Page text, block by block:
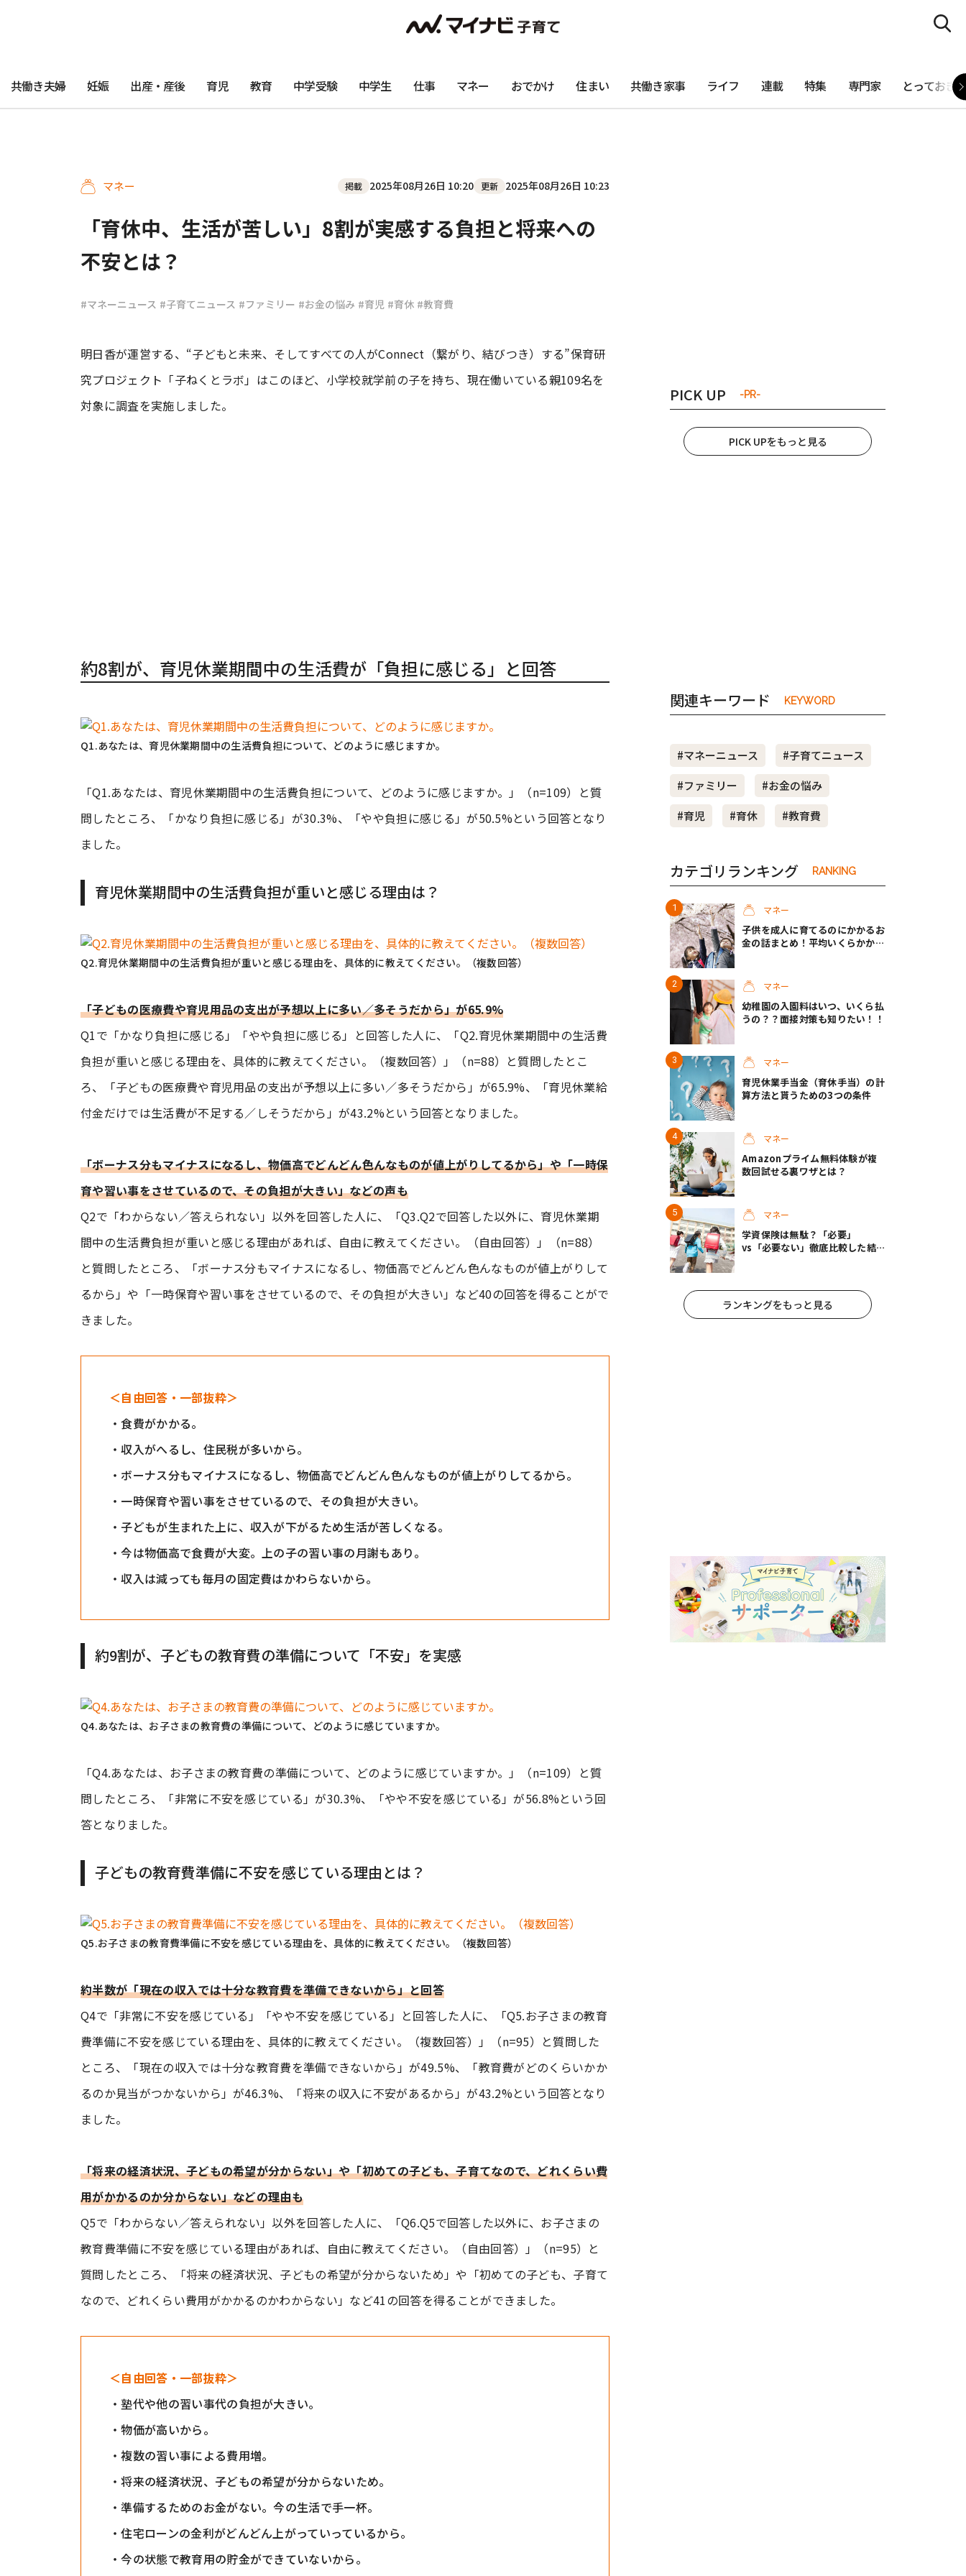
共働き夫婦 妊娠 出産・産後 育児 教育 中学受験 中学生 仕事 マネー おでかけ 住まい 共働き家事 ライフ 連載 特集 専門家 とっておき
マネー 掲載 2025年08月26日 10:20 更新 2025年08月26日 10:23
「育休中、生活が苦しい」8割が実感する負担と将来への
不安とは？
#マネーニュース #子育てニュース #ファミリー #お金の悩み #育児 #育休 #教育費
明日香が運営する、“子どもと未来、そしてすべての人がConnect（繋がり、結びつき）する”保育研
究プロジェクト「子ねくとラボ」はこのほど、小学校就学前の子を持ち、現在働いている親109名を
対象に調査を実施しました。
約8割が、育児休業期間中の生活費が「負担に感じる」と回答
Q1.あなたは、育児休業期間中の生活費負担について、どのように感じますか。
「Q1.あなたは、育児休業期間中の生活費負担について、どのように感じますか。」（n=109）と質
問したところ、「かなり負担に感じる」が30.3%、「やや負担に感じる」が50.5%という回答となり
ました。
育児休業期間中の生活費負担が重いと感じる理由は？
Q2.育児休業期間中の生活費負担が重いと感じる理由を、具体的に教えてください。（複数回答）
「子どもの医療費や育児用品の支出が予想以上に多い／多そうだから」が65.9%
Q1で「かなり負担に感じる」「やや負担に感じる」と回答した人に、「Q2.育児休業期間中の生活費
負担が重いと感じる理由を、具体的に教えてください。（複数回答）」（n=88）と質問したとこ
ろ、「子どもの医療費や育児用品の支出が予想以上に多い／多そうだから」が65.9%、「育児休業給
付金だけでは生活費が不足する／しそうだから」が43.2%という回答となりました。
「ボーナス分もマイナスになるし、物価高でどんどん色んなものが値上がりしてるから」や「一時保
育や習い事をさせているので、その負担が大きい」などの声も
Q2で「わからない／答えられない」以外を回答した人に、「Q3.Q2で回答した以外に、育児休業期
間中の生活費負担が重いと感じる理由があれば、自由に教えてください。（自由回答）」（n=88）
と質問したところ、「ボーナス分もマイナスになるし、物価高でどんどん色んなものが値上がりして
るから」や「一時保育や習い事をさせているので、その負担が大きい」など40の回答を得ることがで
きました。
＜自由回答・一部抜粋＞
・食費がかかる。
・収入がへるし、住民税が多いから。
・ボーナス分もマイナスになるし、物価高でどんどん色んなものが値上がりしてるから。
・一時保育や習い事をさせているので、その負担が大きい。
・子どもが生まれた上に、収入が下がるため生活が苦しくなる。
・今は物価高で食費が大変。上の子の習い事の月謝もあり。
・収入は減っても毎月の固定費はかわらないから。
約9割が、子どもの教育費の準備について「不安」を実感
Q4.あなたは、お子さまの教育費の準備について、どのように感じていますか。
「Q4.あなたは、お子さまの教育費の準備について、どのように感じていますか。」（n=109）と質
問したところ、「非常に不安を感じている」が30.3%、「やや不安を感じている」が56.8%という回
答となりました。
子どもの教育費準備に不安を感じている理由とは？
Q5.お子さまの教育費準備に不安を感じている理由を、具体的に教えてください。（複数回答）
約半数が「現在の収入では十分な教育費を準備できないから」と回答
Q4で「非常に不安を感じている」「やや不安を感じている」と回答した人に、「Q5.お子さまの教育
費準備に不安を感じている理由を、具体的に教えてください。（複数回答）」（n=95）と質問した
ところ、「現在の収入では十分な教育費を準備できないから」が49.5%、「教育費がどのくらいかか
るのか見当がつかないから」が46.3%、「将来の収入に不安があるから」が43.2%という回答となり
ました。
「将来の経済状況、子どもの希望が分からない」や「初めての子ども、子育てなので、どれくらい費
用がかかるのか分からない」などの理由も
Q5で「わからない／答えられない」以外を回答した人に、「Q6.Q5で回答した以外に、お子さまの
教育費準備に不安を感じている理由があれば、自由に教えてください。（自由回答）」（n=95）と
質問したところ、「将来の経済状況、子どもの希望が分からないため」や「初めての子ども、子育て
なので、どれくらい費用がかかるのかわからない」など41の回答を得ることができました。
＜自由回答・一部抜粋＞
・塾代や他の習い事代の負担が大きい。
・物価が高いから。
・複数の習い事による費用増。
・将来の経済状況、子どもの希望が分からないため。
・準備するためのお金がない。今の生活で手一杯。
・住宅ローンの金利がどんどん上がっていっているから。
・今の状態で教育用の貯金ができていないから。
PICK UP -PR-
PICK UPをもっと見る
関連キーワード KEYWORD
#マネーニュース
#子育てニュース
#ファミリー
#お金の悩み
#育児
#育休 #教育費
カテゴリランキング RANKING
マネー
子供を成人に育てるのにかかるお
金の話まとめ！平均いくらかか
マネー
幼稚園の入園料はいつ、いくら払
うの？？面接対策も知りたい！！
マネー
育児休業手当金（育休手当）の計
算方法と貰うための3つの条件
マネー
Amazonプライム無料体験が複
数回試せる裏ワザとは？
マネー
学資保険は無駄？「必要」
vs「必要ない」徹底比較した結
ランキングをもっと見る